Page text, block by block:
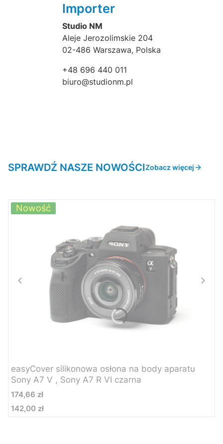
Importer
Studio NM
Aleje Jerozolimskie 204
02-486 Warszawa, Polska
+48 696 440 011
biuro@studionm.pl
SPRAWDŹ NASZE NOWOŚCIZobacz więcej
Nowość
easyCover silikonowa osłona na body aparatu
Sony A7 V , Sony A7 R VI czarna
Cena
174,66 zł
Cena
142,00 zł